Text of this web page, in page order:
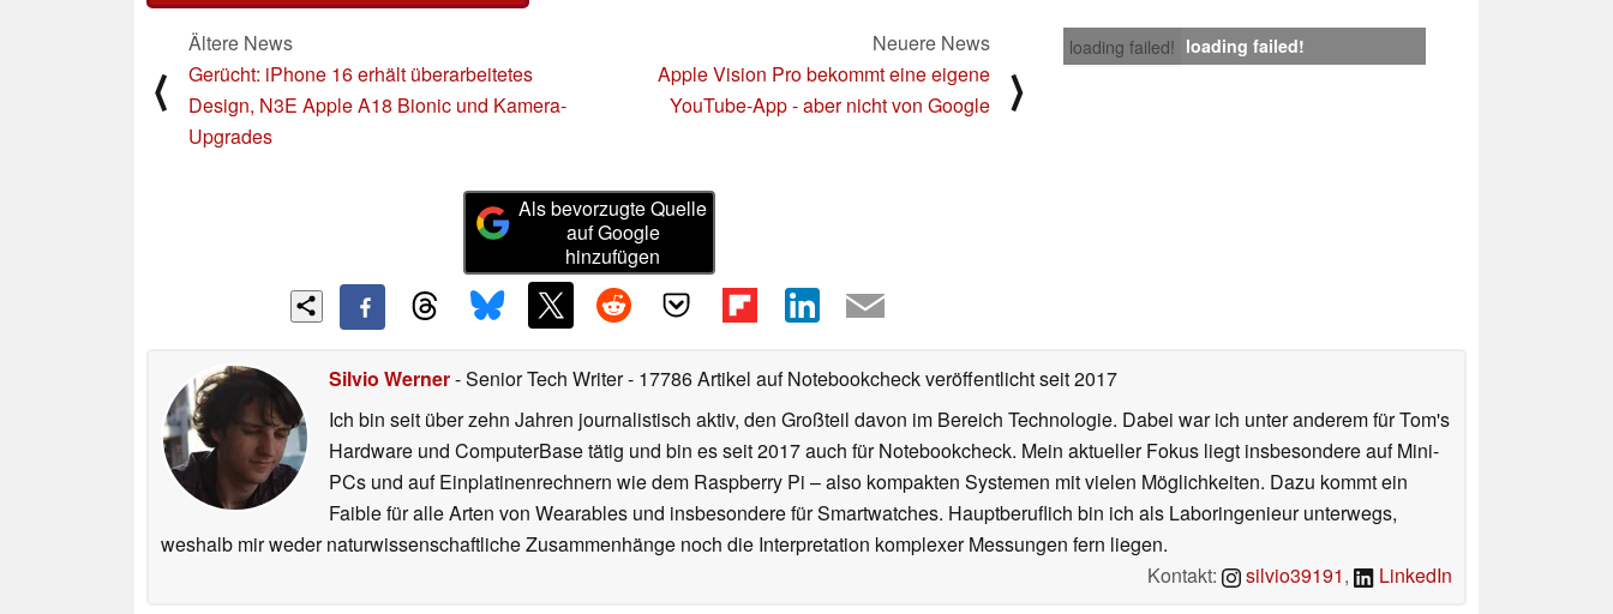
loading failed! loading failed!
⟨
Ältere News
Gerücht: iPhone 16 erhält überarbeitetes
Design, N3E Apple A18 Bionic und Kamera-
Upgrades
Neuere News
Apple Vision Pro bekommt eine eigene
YouTube-App - aber nicht von Google
⟩
Als bevorzugte Quelle
auf Google
hinzufügen
Silvio Werner- Senior Tech Writer- 17786 Artikel auf Notebookcheck veröffentlichtseit 2017
Ich bin seit über zehn Jahren journalistisch aktiv, den Großteil davon im Bereich Technologie. Dabei war ich unter anderem für Tom's
Hardware und ComputerBase tätig und bin es seit 2017 auch für Notebookcheck. Mein aktueller Fokus liegt insbesondere auf Mini-
PCs und auf Einplatinenrechnern wie dem Raspberry Pi – also kompakten Systemen mit vielen Möglichkeiten. Dazu kommt ein
Faible für alle Arten von Wearables und insbesondere für Smartwatches. Hauptberuflich bin ich als Laboringenieur unterwegs,
weshalb mir weder naturwissenschaftliche Zusammenhänge noch die Interpretation komplexer Messungen fern liegen.
Kontakt:
silvio39191, LinkedIn